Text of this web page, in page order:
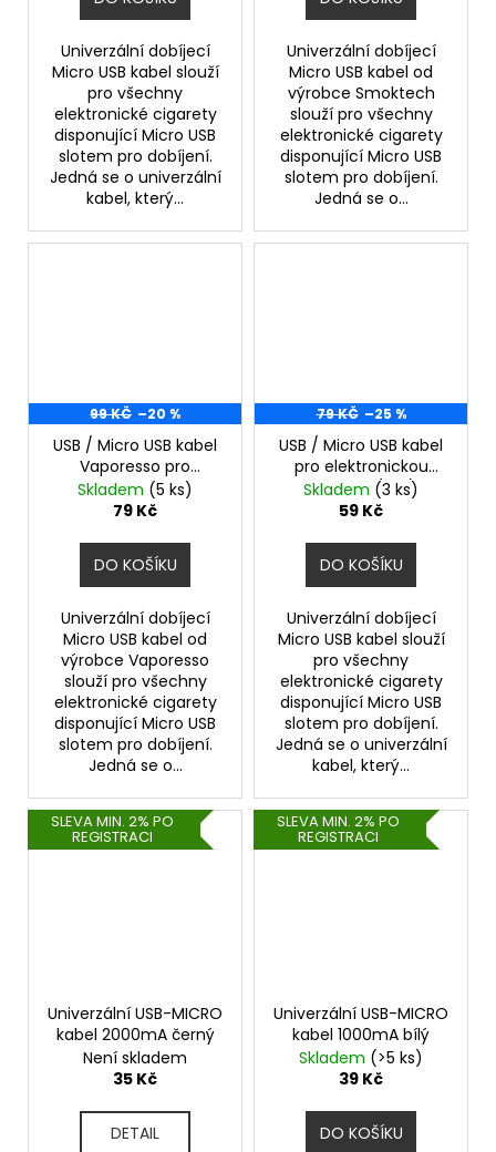
Univerzální dobíjecí
Micro USB kabel slouží
pro všechny
elektronické cigarety
disponující Micro USB
slotem pro dobíjení.
Jedná se o univerzální
kabel, který...
Univerzální dobíjecí
Micro USB kabel od
výrobce Smoktech
slouží pro všechny
elektronické cigarety
disponující Micro USB
slotem pro dobíjení.
Jedná se o...
99 KČ –20 %
USB / Micro USB kabel
Vaporesso pro
elektronickou cigaretu
Skladem (5 ks)
79 Kč
DO KOŠÍKU
Univerzální dobíjecí
Micro USB kabel od
výrobce Vaporesso
slouží pro všechny
elektronické cigarety
disponující Micro USB
slotem pro dobíjení.
Jedná se o...
79 KČ –25 %
USB / Micro USB kabel
pro elektronickou
cigaretu (Bílý)
Skladem (3 ks)
59 Kč
DO KOŠÍKU
Univerzální dobíjecí
Micro USB kabel slouží
pro všechny
elektronické cigarety
disponující Micro USB
slotem pro dobíjení.
Jedná se o univerzální
kabel, který...
SLEVA MIN. 2% PO
REGISTRACI
Univerzální USB-MICRO
kabel 2000mA černý
Není skladem
35 Kč
DETAIL
SLEVA MIN. 2% PO
REGISTRACI
Univerzální USB-MICRO
kabel 1000mA bílý
Skladem (>5 ks)
39 Kč
DO KOŠÍKU